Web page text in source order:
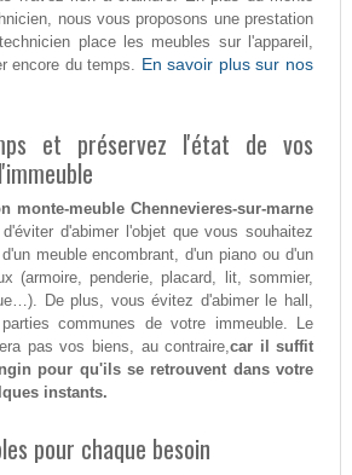
nous vous proposons une prestation
place les meubles sur l'appareil,
encore du temps. En savoir plus sur nos
et préservez l'état de vos
monte-meuble Chennevieres-sur-marne
d'abimer l'objet que vous souhaitez
meuble encombrant, d'un piano ou d'un
(armoire, penderie, placard, lit, sommier,
De plus, vous évitez d'abimer le hall,
communes de votre immeuble. Le
pas vos biens, au contraire,car il suffit
pour qu'ils se retrouvent dans votre
instants.
pour chaque besoin